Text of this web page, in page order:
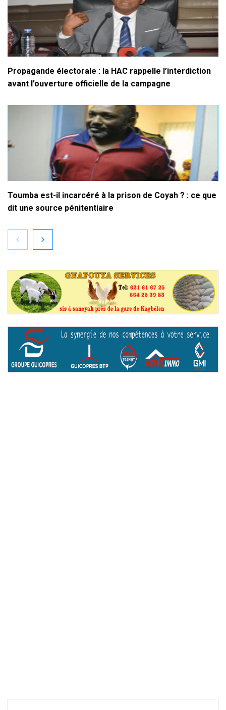
Propagande électorale : la HAC rappelle l’interdiction
avant l’ouverture officielle de la campagne
Toumba est-il incarcéré à la prison de Coyah ? : ce que
dit une source pénitentiaire